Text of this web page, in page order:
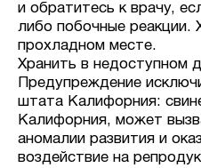
и обратитесь к врачу,
либо побочные реакции.
прохладном месте.
Хранить в недоступном
Предупреждение
штата Калифорния:
Калифорния, может
аномалии развития и
воздействие на